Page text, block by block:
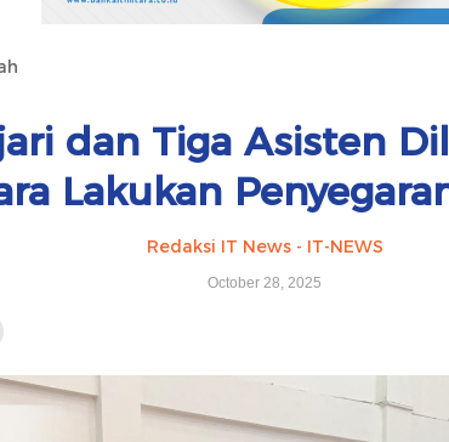
dan Tiga Asisten
Lakukan
Redaksi IT News - IT-NEWS
October 28, 2025